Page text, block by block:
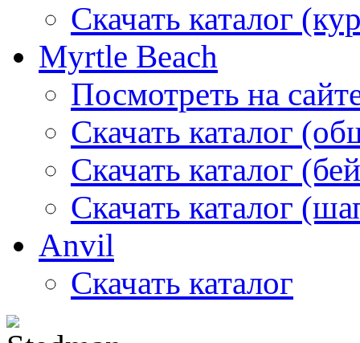
Скачать каталог
Myrtle Beach
Посмотреть на
Скачать каталог
Скачать каталог
Скачать каталог
Anvil
Скачать каталог